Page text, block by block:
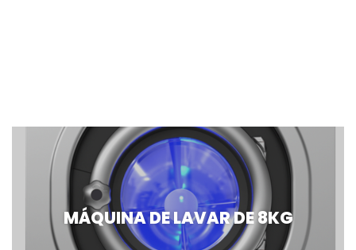
MÁQUINA DE LAVAR DE 8KG